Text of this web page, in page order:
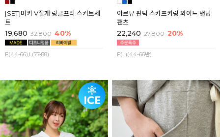
[SET]미키 V절개 링클프리 스커트세
트
19,680 32,800 40%
F(44-66),L(77-88)
아르뮤 핀턱 스카프키링 와이드 밴딩
팬츠
22,240 27,800 20%
F(L)(44-66반)